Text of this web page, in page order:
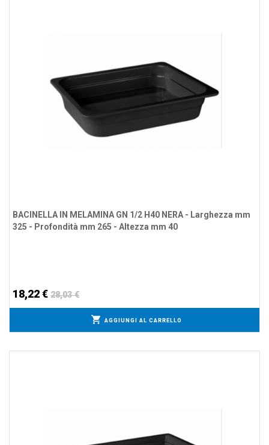
BACINELLA IN MELAMINA GN 1/2 H40 NERA - Larghezza mm
325 - Profondità mm 265 - Altezza mm 40
18,22 € 28,03 €
AGGIUNGI AL CARRELLO